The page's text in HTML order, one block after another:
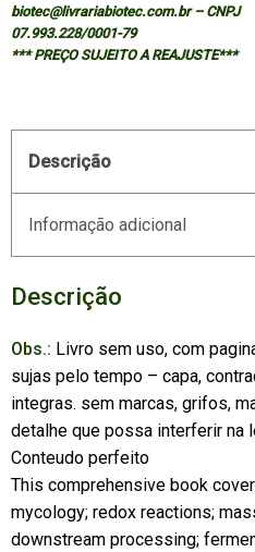
biotec@livrariabiotec.com.br – CNPJ
07.993.228/0001-79
*** PREÇO SUJEITO A REAJUSTE***
Descrição
Informação adicional
Descrição
Obs.: Livro sem uso, com
sujas pelo tempo – capa,
integras. sem marcas, grifos,
detalhe que possa interferir na
Conteudo perfeito
This comprehensive book
mycology; redox reactions;
downstream processing;